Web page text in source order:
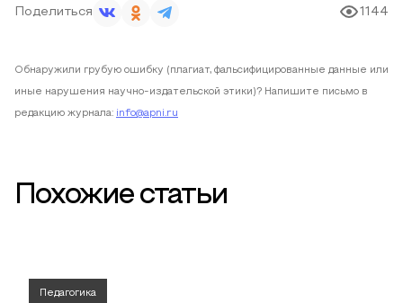
Поделиться 1144
Обнаружили грубую ошибку (плагиат, фальсифицированные данные или
иные нарушения научно-издательской этики)? Напишите письмо в
редакцию журнала: info@apni.ru
Похожие статьи
Педагогика